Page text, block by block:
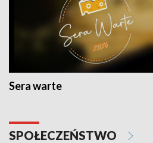
Sera warte
SPOŁECZEŃSTWO